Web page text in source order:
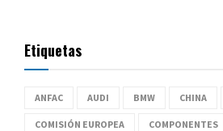
Etiquetas
ANFAC AUDI BMW CHINA
COMISIÓN EUROPEA COMPONENTES